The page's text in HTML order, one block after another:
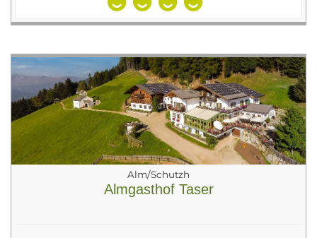
Alm/Schutzh
Almgasthof Taser